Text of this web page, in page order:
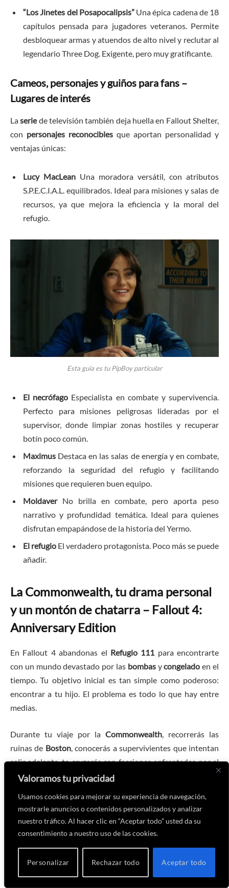
Valoramos tu privacidad
Usamos cookies para mejorar su experiencia de navegación,
mostrarle anuncios o contenidos personalizados y analizar
nuestro tráfico. Al hacer clic en “Aceptar todo” usted da su
consentimiento a nuestro uso de las cookies.
Personalizar Rechazar todo Aceptar todo
“Los Jinetes del Posapocalipsis”Una épica cadena de 18
capítulos pensada para jugadores veteranos. Permite
desbloquear armas y atuendos de alto nivel y reclutar al
legendario Three Dog. Exigente, pero muy gratificante.
Cameos, personajes y guiños para fans –
Lugares de interés
Laseriede televisión también deja huella en Fallout Shelter,
con personajes reconocibles que aportan personalidad y
ventajas únicas:
Lucy MacLean Una moradora versátil, con atributos
S.P.E.C.I.A.L. equilibrados. Ideal para misiones y salas de
recursos, ya que mejora la eficiencia y la moral del
refugio.
Esta guía es tu PipBoy particular
El necrófago Especialista en combate y supervivencia.
Perfecto para misiones peligrosas lideradas por el
supervisor, donde limpiar zonas hostiles y recuperar
botín poco común.
Maximus Destaca en las salas de energía y en combate,
reforzando la seguridad del refugio y facilitando
misiones que requieren buen equipo.
MoldaverNo brilla en combate, pero aporta peso
narrativo y profundidad temática. Ideal para quienes
disfrutan empapándose de la historia del Yermo.
El refugio El verdadero protagonista. Poco más se puede
añadir.
La Commonwealth, tu drama personal
y un montón de chatarra – Fallout 4:
Anniversary Edition
En Fallout 4 abandonas el Refugio 111 para encontrarte
con un mundo devastado por las bombasycongelado en el
tiempo. Tu objetivo inicial es tan simple como poderoso:
encontrar a tu hijo. El problema es todo lo que hay entre
medias.
Durante tu viaje por la Commonwealth , recorrerás las
ruinas de Boston, conocerás a supervivientes que intentan
salir adelante, te cruzarás con facciones enfrentadas por el
control del territorio y descubrirás misterios enterrados
solo exploras: también construyes y personalizas
asentamientos, intentando crear pequeñas comunidades
que prosperen en medio del caos. El destino de la
manos.